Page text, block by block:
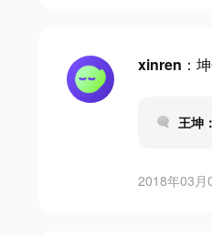
xinren ：
王坤
2018年03月